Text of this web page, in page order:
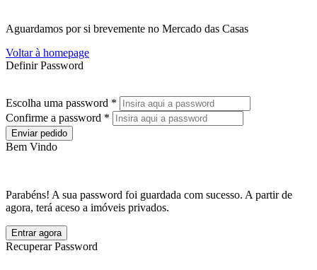
Aguardamos por si brevemente no Mercado das Casas
Voltar à homepage
Definir Password
Escolha uma password *
Confirme a password *
Enviar pedido
Bem Vindo
Parabéns! A sua password foi guardada com sucesso. A partir de
agora, terá aceso a imóveis privados.
Entrar agora
Recuperar Password